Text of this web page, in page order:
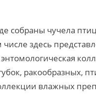
собраны чучела
здесь
ракообразных,
влажных